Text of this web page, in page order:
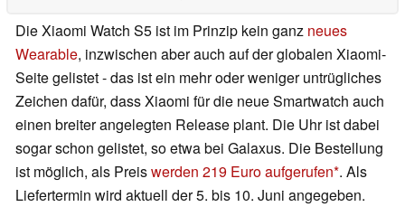
Die Xiaomi Watch S5 ist im Prinzip kein ganz neues
Wearable, inzwischen aber auch auf der globalen Xiaomi-
Seite gelistet - das ist ein mehr oder weniger untrügliches
Zeichen dafür, dass Xiaomi für die neue Smartwatch auch
einen breiter angelegten Release plant. Die Uhr ist dabei
sogar schon gelistet, so etwa bei Galaxus. Die Bestellung
ist möglich, als Preiswerden 219 Euro aufgerufen . Als
Liefertermin wird aktuell der 5. bis 10. Juni angegeben.